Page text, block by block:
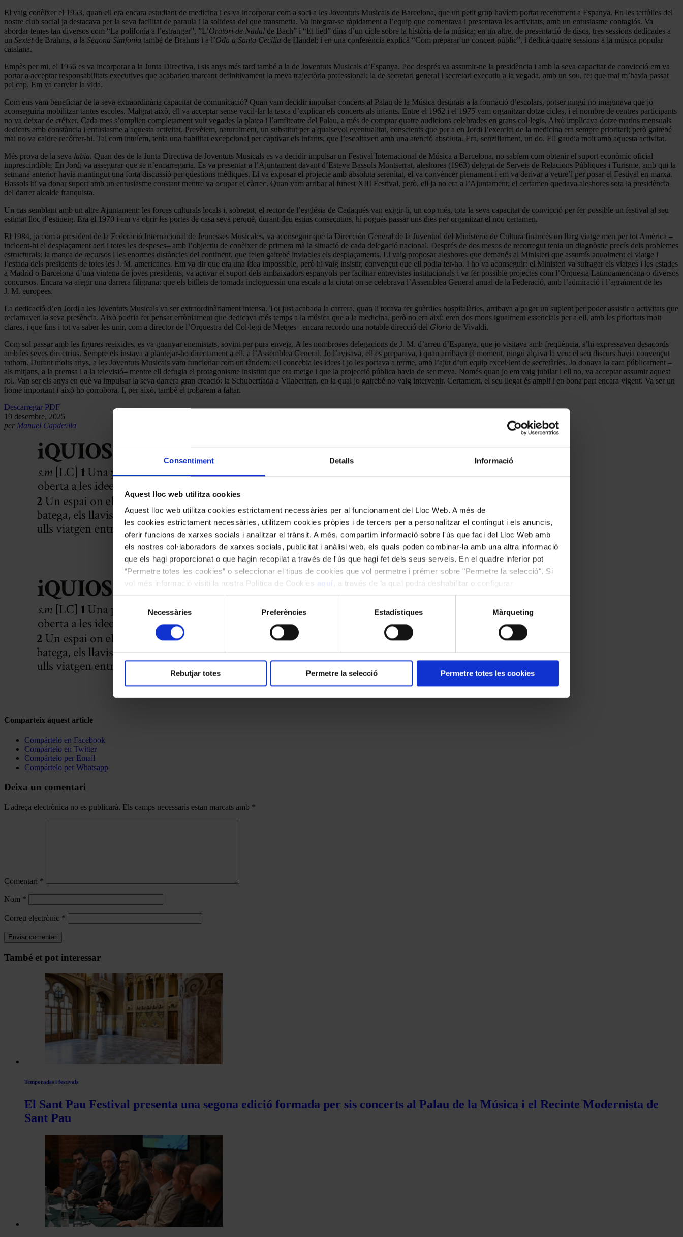
Consentiment Detalls Informació
Aquest lloc web utilitza cookies
Aquest lloc web utilitza cookies estrictament necessàries per al funcionament del Lloc Web. A més de
les cookies estrictament necessàries, utilitzem cookies pròpies i de tercers per a personalitzar el contingut i els anuncis,
oferir funcions de xarxes socials i analitzar el trànsit. A més, compartim informació sobre l'ús que faci del Lloc Web amb
els nostres col·laboradors de xarxes socials, publicitat i anàlisi web, els quals poden combinar-la amb una altra informació
que els hagi proporcionat o que hagin recopilat a través de l'ús que hagi fet dels seus serveis. En el quadre inferior pot
“Permetre totes les cookies” o seleccionar el tipus de cookies que vol permetre i prémer sobre "Permetre la selecció". Si
vol més informació visiti la nostra Política de Cookies aquí
, a través de la qual podrà deshabilitar o configurar
les cookies en qualsevol moment.
consentiment
Necessàries Preferències Estadístiques Màrqueting
Rebutjar totes Permetre la selecció Permetre totes les cookies
El vaig conèixer el 1953, quan ell era encara estudiant de medicina i es va incorporar com a soci a les Joventuts Musicals de Barcelona, que un petit grup havíem portat recentment a Espanya. En les tertúlies del
nostre club social ja destacava per la seva facilitat de paraula i la solidesa del que transmetia. Va integrar-se ràpidament a l’equip que comentava i presentava les activitats, amb un entusiasme contagiós. Va
abordar temes tan diversos com “La polifonia a l’estranger”, ”L’Oratori de Nadal de Bach” i “El lied” dins d’un cicle sobre la història de la música; en un altre, de presentació de discs, tres sessions dedicades a
un Sextetde Brahms, a la Segona Simfonia també de Brahms i a l’Oda a Santa Cecília de Händel; i en una conferència explicà “Com preparar un concert públic”, i dedicà quatre sessions a la música popular
catalana.
Empès per mi, el 1956 es va incorporar a la Junta Directiva, i sis anys més tard també a la de Joventuts Musicals d’Espanya. Poc després va assumir-ne la presidència i amb la seva capacitat de convicció em va
portar a acceptar responsabilitats executives que acabarien marcant definitivament la meva trajectòria professional: la de secretari general i secretari executiu a la vegada, amb un sou, fet que mai m’havia passat
pel cap. Em va canviar la vida.
Com ens vam beneficiar de la seva extraordinària capacitat de comunicació? Quan vam decidir impulsar concerts al Palau de la Música destinats a la formació d’escolars, potser ningú no imaginava que jo
aconseguiria mobilitzar tantes escoles. Malgrat això, ell va acceptar sense vacil·lar la tasca d’explicar els concerts als infants. Entre el 1962 i el 1975 vam organitzar dotze cicles, i el nombre de centres participants
no va deixar de créixer. Cada mes s’omplien completament vuit vegades la platea i l’amfiteatre del Palau, a més de comptar quatre audicions celebrades en grans col·legis. Això implicava dotze matins mensuals
dedicats amb constància i entusiasme a aquesta activitat. Prevèiem, naturalment, un substitut per a qualsevol eventualitat, conscients que per a en Jordi l’exercici de la medicina era sempre prioritari; però gairebé
mai no va caldre recórrer-hi. Tal com intuíem, tenia una habilitat excepcional per captivar els infants, que l’escoltaven amb una atenció absoluta. Era, senzillament, un do. Ell gaudia molt amb aquesta activitat.
Més prova de la seva labia. Quan des de la Junta Directiva de Joventuts Musicals es va decidir impulsar un Festival Internacional de Música a Barcelona, no sabíem com obtenir el suport econòmic oficial
imprescindible. En Jordi va assegurar que se n’encarregaria. Es va presentar a l’Ajuntament davant d’Esteve Bassols Montserrat, aleshores (1963) delegat de Serveis de Relacions Públiques i Turisme, amb qui la
setmana anterior havia mantingut una forta discussió per qüestions mèdiques. Li va exposar el projecte amb absoluta serenitat, el va convèncer plenament i em va derivar a veure’l per posar el Festival en marxa.
Bassols hi va donar suport amb un entusiasme constant mentre va ocupar el càrrec. Quan vam arribar al funest XIII Festival, però, ell ja no era a l’Ajuntament; el certamen quedava aleshores sota la presidència
del darrer alcalde franquista.
Un cas semblant amb un altre Ajuntament: les forces culturals locals i, sobretot, el rector de l’església de Cadaqués van exigir-li, un cop més, tota la seva capacitat de convicció per fer possible un festival al seu
estimat lloc d’estiueig. Era el 1970 i em va obrir les portes de casa seva perquè, durant deu estius consecutius, hi pogués passar uns dies per organitzar el nou certamen.
El 1984, ja com a president de la Federació Internacional de Jeunesses Musicales, va aconseguir que la Dirección General de la Juventud del Ministerio de Cultura financés un llarg viatge meu per tot Amèrica –
incloent-hi el desplaçament aeri i totes les despeses– amb l’objectiu de conèixer de primera mà la situació de cada delegació nacional. Després de dos mesos de recorregut tenia un diagnòstic precís dels problemes
estructurals: la manca de recursos i les enormes distàncies del continent, que feien gairebé inviables els desplaçaments. Li vaig proposar aleshores que demanés al Ministeri que assumís anualment el viatge i
l’estada dels presidents de totes les J. M. americanes. Em va dir que era una idea impossible, però hi vaig insistir, convençut que ell podia fer-ho. I ho va aconseguir: el Ministeri va sufragar els viatges i les estades
a Madrid o Barcelona d’una vintena de joves presidents, va activar el suport dels ambaixadors espanyols per facilitar entrevistes institucionals i va fer possible projectes com l’Orquesta Latinoamericana o diversos
concursos. Encara va afegir una darrera filigrana: que els bitllets de tornada incloguessin una escala a la ciutat on se celebrava l’Assemblea General anual de la Federació, amb l’admiració i l’agraïment de les
J. M. europees.
La dedicació d’en Jordi a les Joventuts Musicals va ser extraordinàriament intensa. Tot just acabada la carrera, quan li tocava fer guàrdies hospitalàries, arribava a pagar un suplent per poder assistir a activitats que
reclamaven la seva presència. Això podria fer pensar erròniament que dedicava més temps a la música que a la medicina, però no era així: eren dos mons igualment essencials per a ell, amb les prioritats molt
clares, i que fins i tot va saber-les unir, com a director de l’Orquestra del Col·legi de Metges –encara recordo una notable direcció del Gloria de Vivaldi.
Com sol passar amb les figures reeixides, es va guanyar enemistats, sovint per pura enveja. A les nombroses delegacions de J. M. d’arreu d’Espanya, que jo visitava amb freqüència, s’hi expressaven desacords
amb les seves directrius. Sempre els instava a plantejar-ho directament a ell, a l’Assemblea General. Jo l’avisava, ell es preparava, i quan arribava el moment, ningú alçava la veu: el seu discurs havia convençut
tothom. Durant molts anys, a les Joventuts Musicals vam funcionar com un tàndem: ell concebia les idees i jo les portava a terme, amb l’ajut d’un equip excel·lent de secretàries. Jo donava la cara públicament –
als mitjans, a la premsa i a la televisió– mentre ell defugia el protagonisme insistint que era metge i que la projecció pública havia de ser meva. Només quan jo em vaig jubilar i ell no, va acceptar assumir aquest
rol. Van ser els anys en què va impulsar la seva darrera gran creació: la Schubertíada a Vilabertran, en la qual jo gairebé no vaig intervenir. Certament, el seu llegat és ampli i en bona part encara vigent. Va ser un
home important i això ho corrobora. I, per això, també el trobarem a faltar.
Descarregar PDF
19 desembre, 2025
per Manuel Capdevila
Comparteix aquest article
Compártelo en Facebook
Compártelo en Twitter
Compártelo per Email
Compártelo per Whatsapp
Deixa un comentari
L'adreça electrònica no es publicarà. Els camps necessaris estan marcats amb *
Comentari *
Nom *
Correu electrònic *
Navegar
També et pot interessar
Temporades i festivals
El Sant Pau Festival presenta una segona edició formada per sis concerts al Palau de la Música i el Recinte Modernista de
Sant Pau